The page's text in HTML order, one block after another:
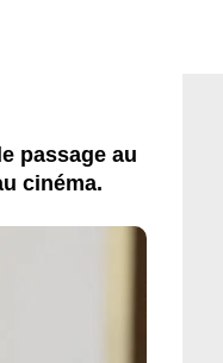
passage au
cinéma.